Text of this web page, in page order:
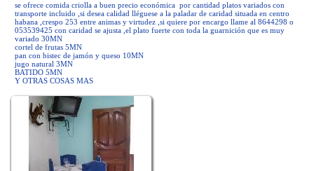
se ofrece comida criolla a buen precio económica por cantidad platos variados con
transporte incluido ,si desea calidad lléguese a la paladar de caridad situada en centro
habana ,crespo 253 entre animas y virtudez ,si quiere por encargo llame al 8644298 o
053539425 con caridad se ajusta ,el plato fuerte con toda la guarnición que es muy
variado 30MN
cortel de frutas 5MN
pan con bistec de jamón y queso 10MN
jugo natural 3MN
BATIDO 5MN
Y OTRAS COSAS MAS